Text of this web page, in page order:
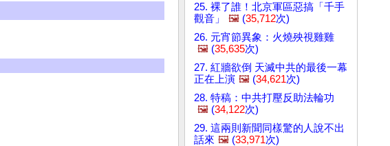
25. 裸了誰！北京軍區惡搞「千手
觀音」
🖼️ (35,712次)
26. 元宵節異象：火燒殃視雞雞
🖼️ (35,635次)
27. 紅牆欲倒 天滅中共的最後一幕
正在上演 🖼️ (34,621次)
28. 特稿：中共打壓反助法輪功
🖼️ (34,122次)
29. 這兩則新聞同樣驚的人說不出
話來 🖼️ (33,971次)